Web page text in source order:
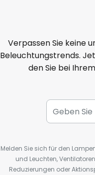
Verpassen Sie keine
Beleuchtungstrends.
den Sie bei
Melden Sie sich für den
und Leuchten,
Reduzierungen oder